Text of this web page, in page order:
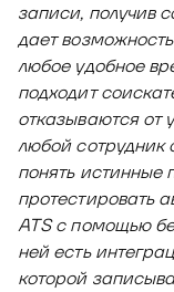
записи, получив
дает
любое удобное
подходит
отказываются от
любой сотрудник
понять истинные
протестировать
ATS с помощью
ней есть
которой